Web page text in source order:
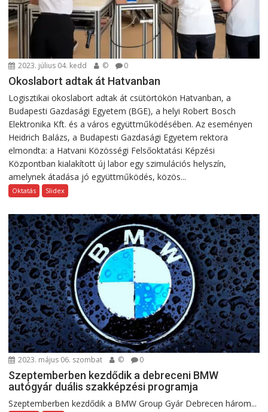
2023. július 04. kedd © 0
Okoslabort adtak át Hatvanban
Logisztikai okoslabort adtak át csütörtökön Hatvanban, a
Budapesti Gazdasági Egyetem (BGE), a helyi Robert Bosch
Elektronika Kft. és a város együttműködésében. Az eseményen
Heidrich Balázs, a Budapesti Gazdasági Egyetem rektora
elmondta: a Hatvani Közösségi Felsőoktatási Képzési
Központban kialakított új labor egy szimulációs helyszín,
amelynek átadása jó együttműködés, közös...
Oktatás Slidex
2023. május 06. szombat © 0
Szeptemberben kezdődik a debreceni BMW
autógyár duális szakképzési programja
Szeptemberben kezdődik a BMW Group Gyár Debrecen három...